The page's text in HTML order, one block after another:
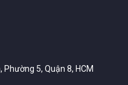
5, Quận 8, HCM